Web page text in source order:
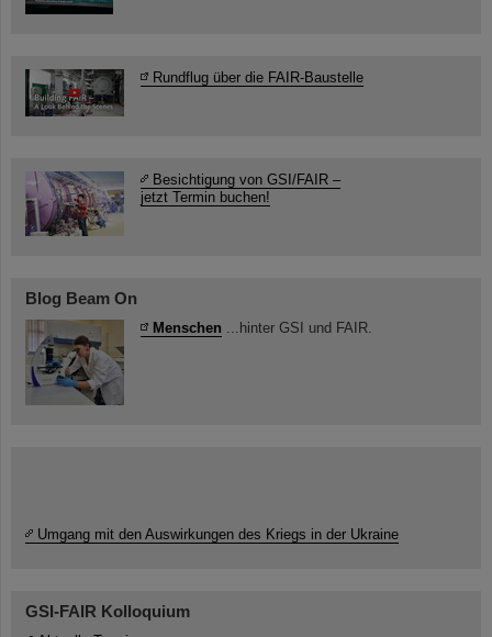
Rundflug über die FAIR-Baustelle
Besichtigung von GSI/FAIR –
jetzt Termin buchen!
Blog Beam On
Menschen ...hinter GSI und FAIR.
Umgang mit den Auswirkungen des Kriegs in der Ukraine
GSI-FAIR Kolloquium